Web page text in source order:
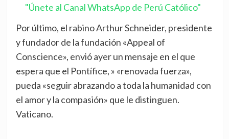
"Únete al Canal WhatsApp de Perú Católico"
Por último, el rabino Arthur Schneider, presidente
y fundador de la fundación «Appeal of
Conscience», envió ayer un mensaje en el que
espera que el Pontífice, » «renovada fuerza»,
pueda «seguir abrazando a toda la humanidad con
el amor y la compasión» que le distinguen.
Vaticano.